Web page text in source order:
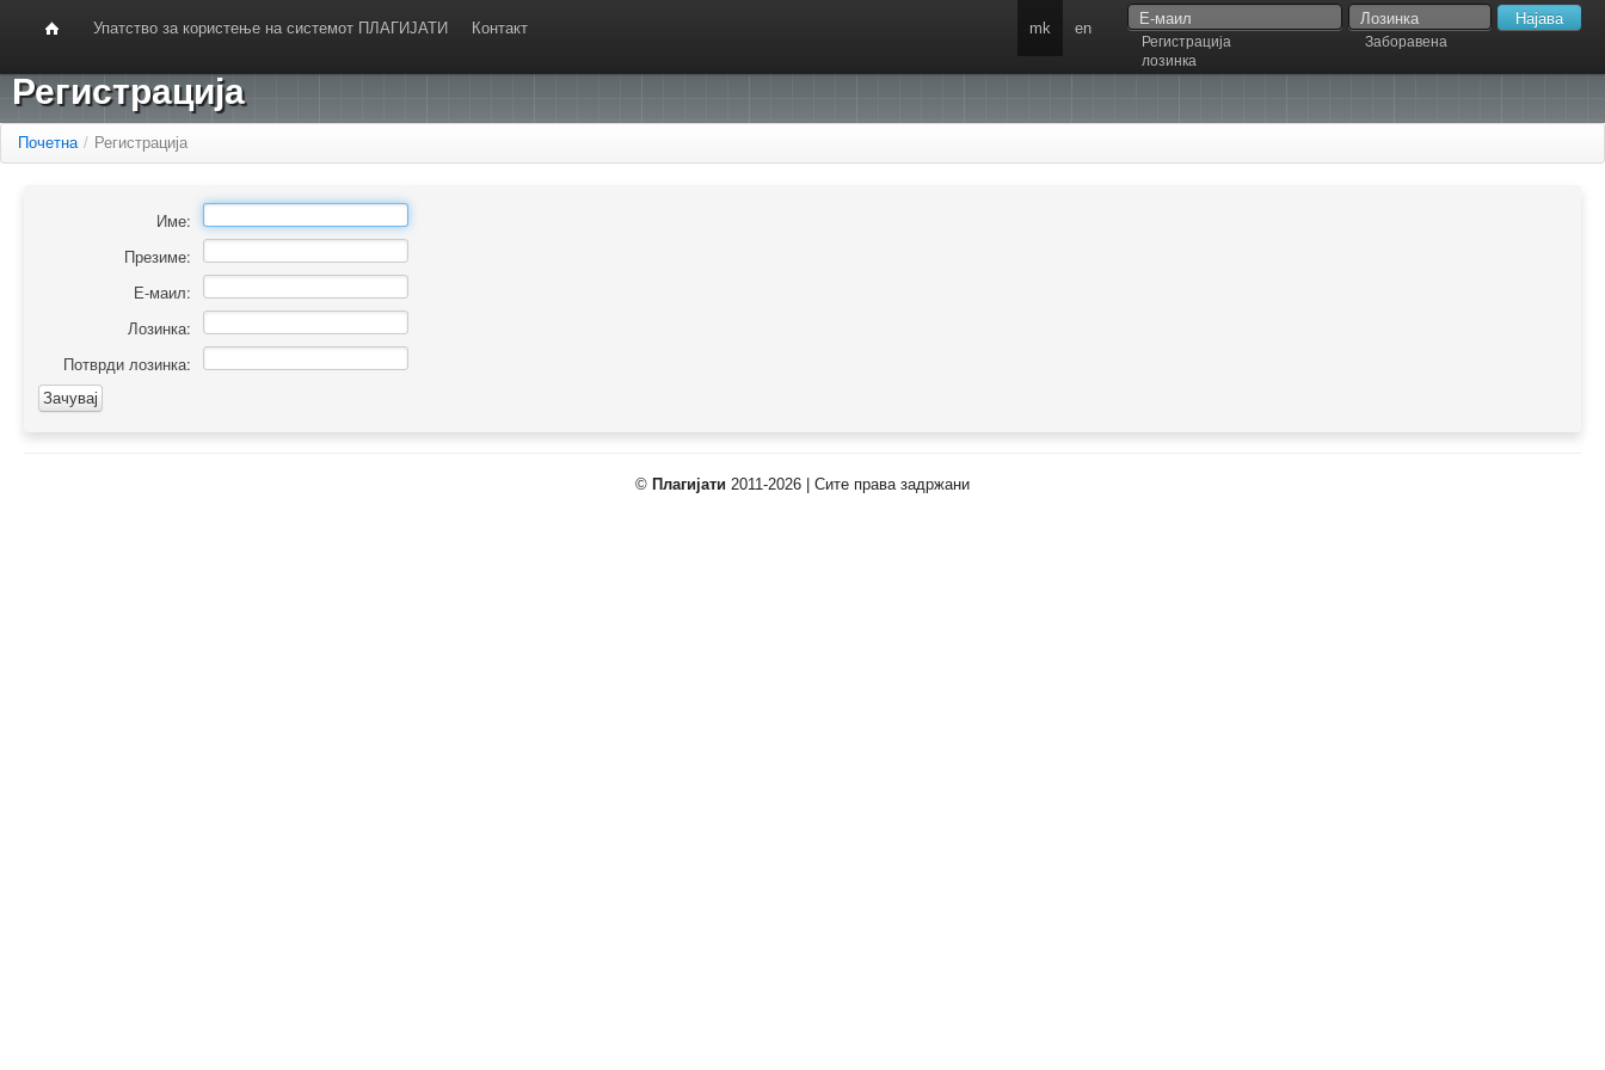
Упатство за користење на системот ПЛАГИЈАТИ Контакт
Регистрација
Заборавена
лозинка
mk en
Регистрација
Почетна / Регистрација
Име:
Презиме:
Е-маил:
Лозинка:
Потврди лозинка:
© Плагијати 2011-2026 | Сите права задржани